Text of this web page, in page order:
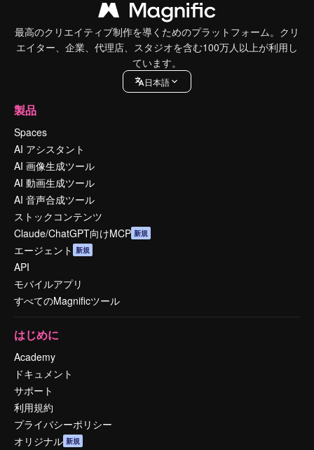
最高のクリエイティブ制作を導くためのプラットフォーム。クリ
エイター、企業、代理店、スタジオを含む100万人以上が利用し
ています。
日本語
製品
Spaces
AI アシスタント
AI 画像生成ツール
AI 動画生成ツール
AI 音声合成ツール
ストックコンテンツ
Claude/ChatGPT向けMCP 新規
エージェント 新規
API
モバイルアプリ
すべてのMagnificツール
はじめに
Academy
ドキュメント
サポート
利用規約
プライバシーポリシー
オリジナル 新規